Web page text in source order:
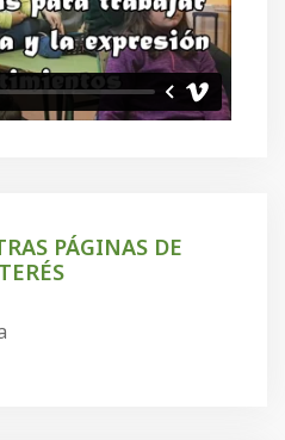
PÁGINAS DE